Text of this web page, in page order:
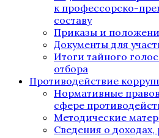
к профессорско-
составу
Приказы и
Документы для
Итоги тайного
отбора
Противодействие
Нормативные
сфере
Методические
Сведения о доходах,